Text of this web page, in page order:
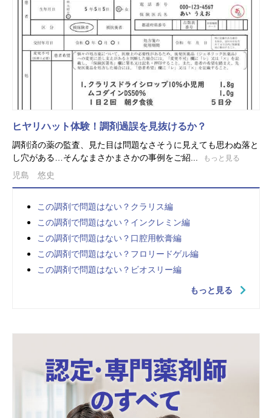
ヒヤリハット体験！調剤過誤を見抜けるか？
調剤済の薬の監査、見た目は問題なさそうに見えても思わぬ落と
し穴がある…そんなまさかまさかの事例をご紹...
もっと見る
児島 悠史
この調剤で問題はない？クラリス編
この調剤で問題はない？インクレミン編
この調剤で問題はない？口腔用軟膏編
この調剤で問題はない？フロリードゲル編
この調剤で問題はない？ビオスリー編
もっと見る